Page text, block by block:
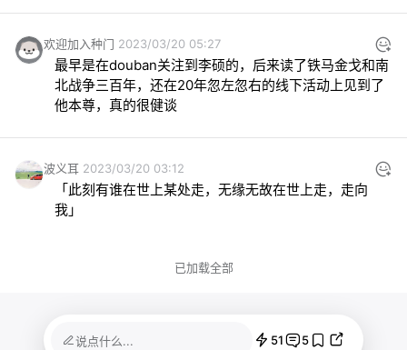
欢迎加入种门 2023/03/20 05:27
最早是在douban关注到李硕的，后来读了铁马金戈和南
北战争三百年，还在20年忽左忽右的线下活动上见到了
他本尊，真的很健谈
波义耳 2023/03/20 03:12
「此刻有谁在世上某处走，无缘无故在世上走，走向
我」
已加载全部
说点什么... 51 5